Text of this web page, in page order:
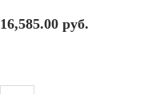
16,585.00 руб.